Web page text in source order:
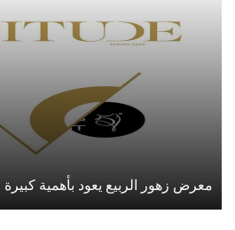
معرض زهور الربيع يعود بأهمية كبيرة